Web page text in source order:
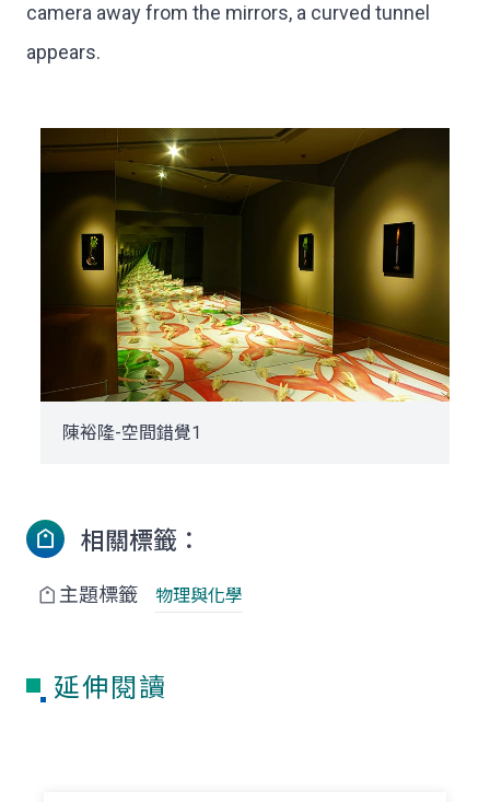
camera away from the mirrors, a curved tunnel
appears.
陳裕隆-空間錯覺1
相關標籤：
主題標籤 物理與化學
延伸閱讀